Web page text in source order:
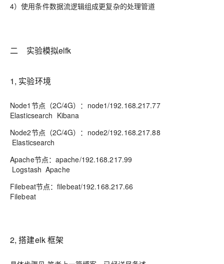
4）使用条件数据流逻辑组成更复杂的处理管道
二 实验模拟elfk
1, 实验环境
Node1节点（2C/4G）：node1/192.168.217.77
Elasticsearch Kibana
Node2节点（2C/4G）：node2/192.168.217.88
Elasticsearch
Apache节点：apache/192.168.217.99
Logstash Apache
Filebeat节点：filebeat/192.168.217.66
Filebeat
2, 搭建elk 框架